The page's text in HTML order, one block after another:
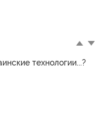
технологии...?